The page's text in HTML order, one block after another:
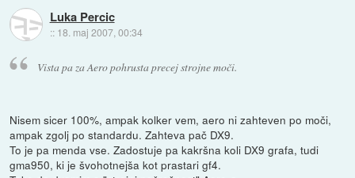
Luka Percic
:: 18. maj 2007, 00:34
Vista pa za Aero pohrusta precej strojne moči.
Nisem sicer 100%, ampak kolker vem, aero ni zahteven po moči,
ampak zgolj po standardu. Zahteva pač DX9.
To je pa menda vse. Zadostuje pa kakršna koli DX9 grafa, tudi
gma950, ki je švohotnejša kot prastari gf4.